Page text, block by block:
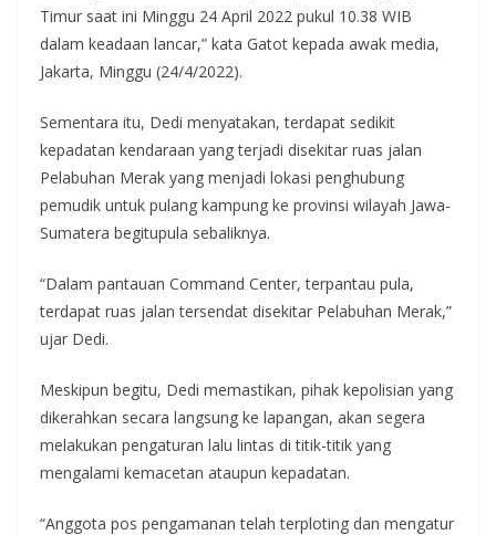
Timur saat ini Minggu 24 April 2022 pukul 10.38 WIB
dalam keadaan lancar,” kata Gatot kepada awak media,
Jakarta, Minggu (24/4/2022).
Sementara itu, Dedi menyatakan, terdapat sedikit
kepadatan kendaraan yang terjadi disekitar ruas jalan
Pelabuhan Merak yang menjadi lokasi penghubung
pemudik untuk pulang kampung ke provinsi wilayah Jawa-
Sumatera begitupula sebaliknya.
“Dalam pantauan Command Center, terpantau pula,
terdapat ruas jalan tersendat disekitar Pelabuhan Merak,”
ujar Dedi.
Meskipun begitu, Dedi memastikan, pihak kepolisian yang
dikerahkan secara langsung ke lapangan, akan segera
melakukan pengaturan lalu lintas di titik-titik yang
mengalami kemacetan ataupun kepadatan.
“Anggota pos pengamanan telah terploting dan mengatur